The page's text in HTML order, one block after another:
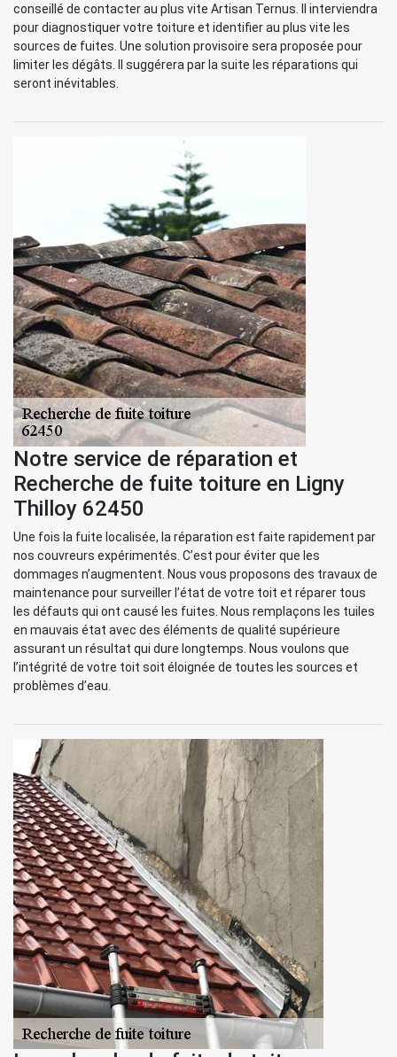
conseillé de contacter au plus vite Artisan Ternus. Il interviendra
pour diagnostiquer votre toiture et identifier au plus vite les
sources de fuites. Une solution provisoire sera proposée pour
limiter les dégâts. Il suggérera par la suite les réparations qui
seront inévitables.
Notre service de réparation et
Recherche de fuite toiture en Ligny
Thilloy 62450
Une fois la fuite localisée, la réparation est faite rapidement par
nos couvreurs expérimentés. C’est pour éviter que les
dommages n’augmentent. Nous vous proposons des travaux de
maintenance pour surveiller l’état de votre toit et réparer tous
les défauts qui ont causé les fuites. Nous remplaçons les tuiles
en mauvais état avec des éléments de qualité supérieure
assurant un résultat qui dure longtemps. Nous voulons que
l’intégrité de votre toit soit éloignée de toutes les sources et
problèmes d’eau.